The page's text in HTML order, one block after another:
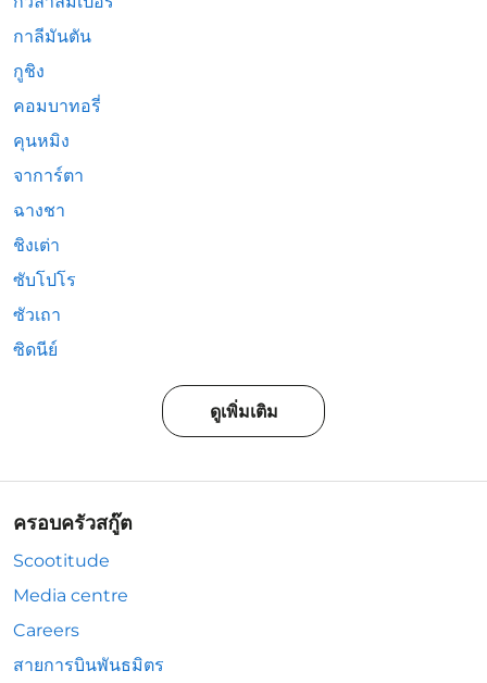
กาลีมันตัน
กูชิง
คอมบาทอรี่
คุนหมิง
จาการ์ตา
ฉางชา
ชิงเต่า
ซับโปโร
ซัวเถา
ซิดนีย์
ดูเพิ่มเติม
ครอบครัวสกู๊ต
Scootitude
Media centre
Careers
สายการบินพันธมิตร